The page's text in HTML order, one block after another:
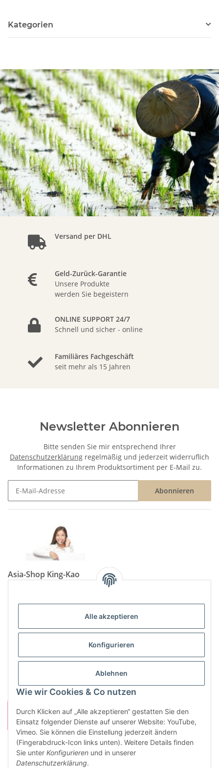
Alle akzeptieren
Konfigurieren
Ablehnen
Wie wir Cookies & Co nutzen
Durch Klicken auf „Alle akzeptieren“ gestatten Sie den
Einsatz folgender Dienste auf unserer Website: YouTube,
Vimeo. Sie können die Einstellung jederzeit ändern
(Fingerabdruck-Icon links unten). Weitere Details finden
Sie unter Konfigurieren und in unserer
Datenschutzerklärung.
Kategorien
Versand per DHL
Geld-Zurück-Garantie
Unsere Produkte
werden Sie begeistern
ONLINE SUPPORT 24/7
Schnell und sicher - online
Familiäres Fachgeschäft
seit mehr als 15 Jahren
Newsletter Abonnieren
Bitte senden Sie mir entsprechend Ihrer
Datenschutzerklärung regelmäßig und jederzeit widerruflich
Informationen zu Ihrem Produktsortiment per E-Mail zu.
Abonnieren
Asia-Shop King-Kao
Tel: (06825) 499-104
info@king-kao.de
Öffnungszeiten (Mo-Sa.) 9:00 - 19:00
Gesetzliche Informationen
Vertrag widerrufen